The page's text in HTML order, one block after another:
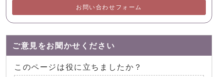
お問い合わせフォーム
ご意見をお聞かせください
このページは役に立ちましたか？